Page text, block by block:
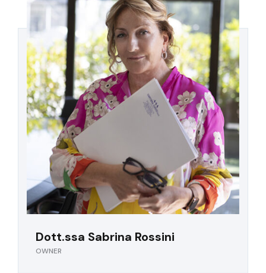
Dott.ssa Sabrina Rossini
OWNER